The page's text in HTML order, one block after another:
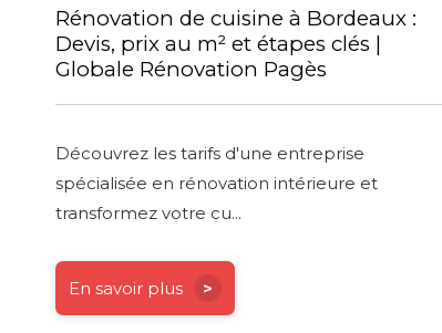
Rénovation de cuisine à Bordeaux :
Devis, prix au m² et étapes clés |
Globale Rénovation Pagès
Découvrez les tarifs d'une entreprise
spécialisée en rénovation intérieure et
transformez votre cu...
En savoir plus